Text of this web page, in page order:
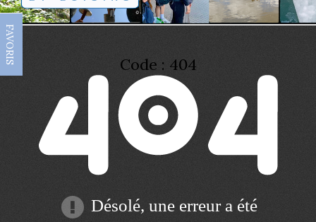
FAVORIS Code : 404
Désolé, une erreur a été